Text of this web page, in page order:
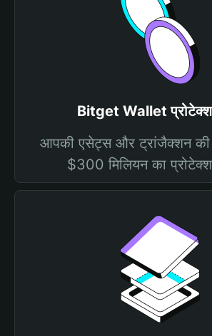
Bitget Wallet
आपकी एसेट्स और ट्रांजैक्शन की
$300 मिलियन का